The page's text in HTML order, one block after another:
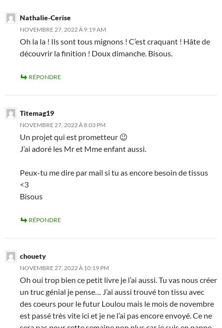
Nathalie-Cerise
NOVEMBRE 27, 2022 À 9:19 AM
Oh la la ! Ils sont tous mignons ! C’est craquant ! Hâte de
découvrir la finition ! Doux dimanche. Bisous.
RÉPONDRE
Titemag19
NOVEMBRE 27, 2022 À 8:03 PM
Un projet qui est prometteur 😉
J’ai adoré les Mr et Mme enfant aussi.
Peux-tu me dire par mail si tu as encore besoin de tissus
<3
Bisous
RÉPONDRE
chouety
NOVEMBRE 27, 2022 À 10:19 PM
Oh oui trop bien ce petit livre je l’ai aussi. Tu vas nous créer
un truc génial je pense… J’ai aussi trouvé ton tissu avec
des coeurs pour le futur Loulou mais le mois de novembre
est passé très vite ici et je ne l’ai pas encore envoyé. Ce ne